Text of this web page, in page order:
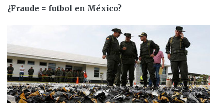
¿Fraude = futbol en México?